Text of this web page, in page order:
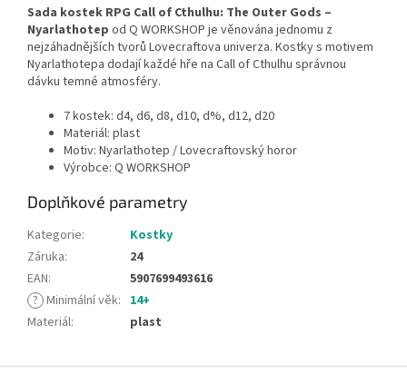
Sada kostek RPG Call of Cthulhu: The Outer Gods –
Nyarlathotep od Q WORKSHOP je věnována jednomu z
nejzáhadnějších tvorů Lovecraftova univerza. Kostky s motivem
Nyarlathotepa dodají každé hře na Call of Cthulhu správnou
dávku temné atmosféry.
7 kostek: d4, d6, d8, d10, d%, d12, d20
Materiál: plast
Motiv: Nyarlathotep / Lovecraftovský horor
Výrobce: Q WORKSHOP
Doplňkové parametry
Kategorie:
Kostky
Záruka:
24
EAN:
5907699493616
? Minimální věk: 14+
Materiál: plast